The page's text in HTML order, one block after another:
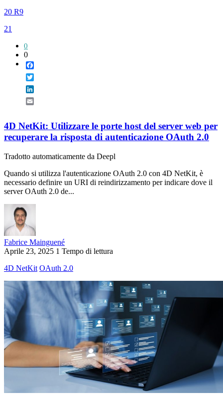
20 R9
21
0
0
4D NetKit: Utilizzare le porte host del server web per
recuperare la risposta di autenticazione OAuth 2.0
Tradotto automaticamente da Deepl
Quando si utilizza l'autenticazione OAuth 2.0 con 4D NetKit, è
necessario definire un URI di reindirizzamento per indicare dove il
server OAuth 2.0 de...
Fabrice Mainguené
Aprile 23, 2025 1 Tempo di lettura
4D NetKit OAuth 2.0